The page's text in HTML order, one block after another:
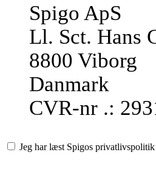
Spigo ApS
Ll. Sct. Hans
8800 Viborg
Danmark
CVR-nr .:
Jeg har læst Spigos privatlivspolitik